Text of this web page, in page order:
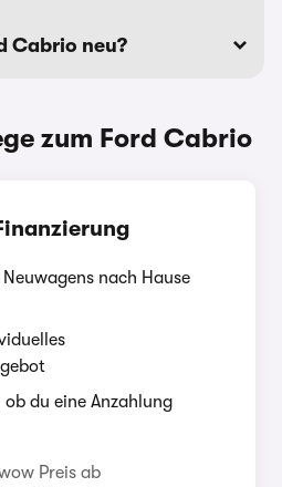
Cabrio neu?
zum Ford Cabrio
nach Hause
du eine Anzahlung
Preis ab